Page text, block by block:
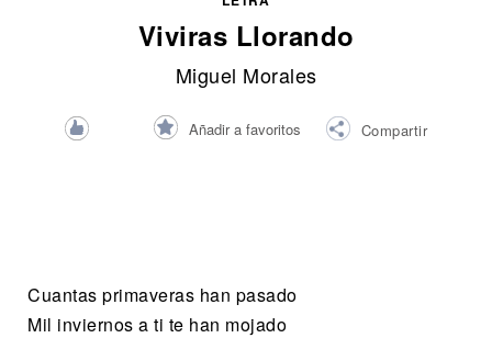
Viviras Llorando
Miguel Morales
Añadir a favoritos Compartir
Cuantas primaveras han pasado
Mil inviernos a ti te han mojado